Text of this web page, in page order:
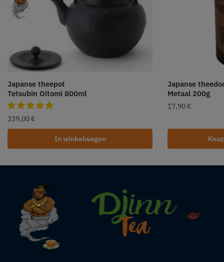
Japanse theepot
Tetsubin Oitomi 800ml
339,00 €
In winkelwagen
Japanse
Metaal 200g
17,90 €